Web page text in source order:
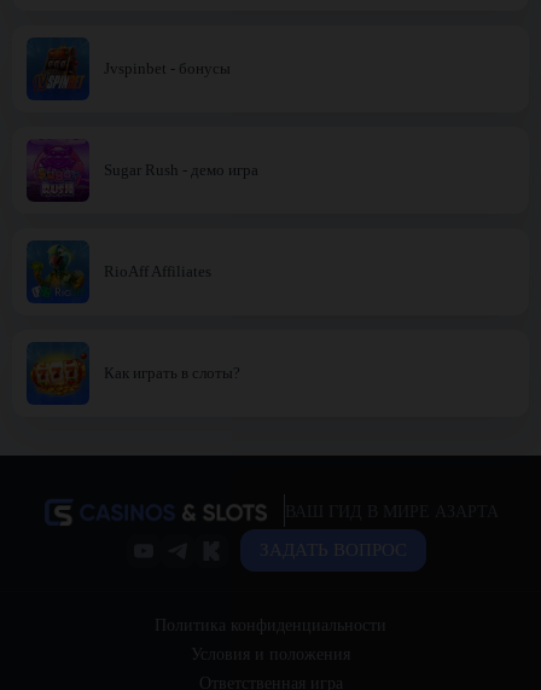
Jvspinbet - бонусы
Sugar Rush - демо игра
RioAff Affiliates
Как играть в слоты?
ЗАДАТЬ ВОПРОС
Политика конфиденциальности
Условия и положения
Ответственная игра